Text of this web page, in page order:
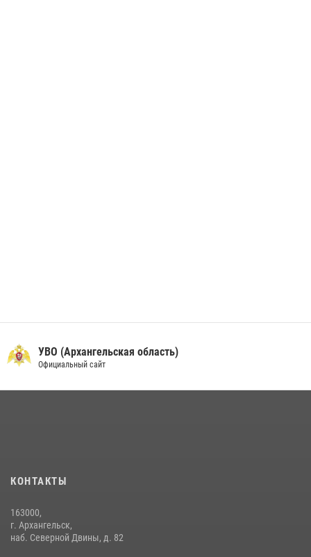
УВО (Архангельская область)
Официальный сайт
КОНТАКТЫ
163000,
г. Архангельск,
наб. Северной Двины, д. 82